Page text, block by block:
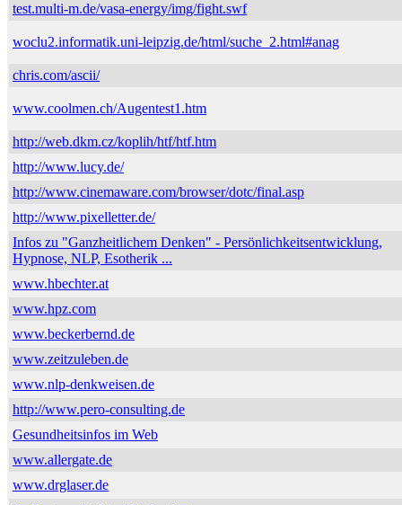
test.multi-m.de/vasa-energy/img/fight.swf
woclu2.informatik.uni-leipzig.de/html/suche_2.html#anag
chris.com/ascii/
www.coolmen.ch/Augentest1.htm
http://web.dkm.cz/koplih/htf/htf.htm
http://www.lucy.de/
http://www.cinemaware.com/browser/dotc/final.asp
http://www.pixelletter.de/
Infos zu "Ganzheitlichem Denken" - Persönlichkeitsentwicklung,
Hypnose, NLP, Esotherik ...
www.hbechter.at
www.hpz.com
www.beckerbernd.de
www.zeitzuleben.de
www.nlp-denkweisen.de
http://www.pero-consulting.de
Gesundheitsinfos im Web
www.allergate.de
www.drglaser.de